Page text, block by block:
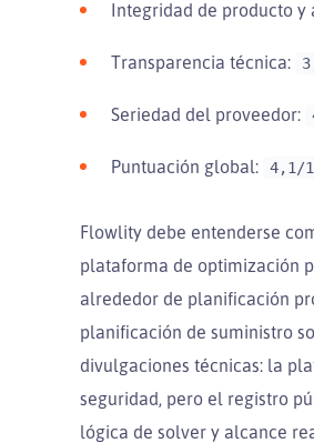
Integridad de producto y
Transparencia técnica:
Seriedad del proveedor:
Puntuación global: 4,1/
Flowlity debe entenderse
plataforma de optimización
alrededor de planificación
planificación de suministro
divulgaciones técnicas: la
seguridad, pero el registro
lógica de solver y alcance